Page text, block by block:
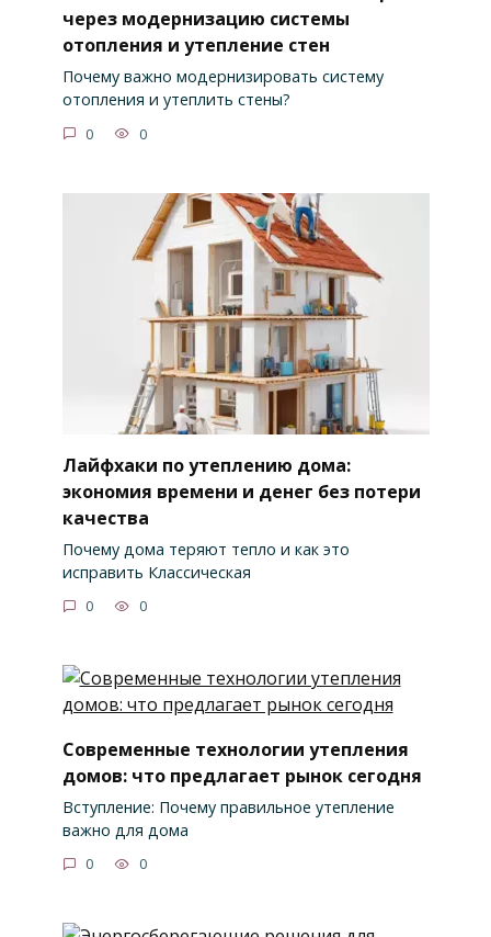
через модернизацию системы
отопления и утепление стен
Почему важно модернизировать систему
отопления и утеплить стены?
0 0
Лайфхаки по утеплению дома:
экономия времени и денег без потери
качества
Почему дома теряют тепло и как это
исправить Классическая
0 0
Современные технологии утепления
домов: что предлагает рынок сегодня
Вступление: Почему правильное утепление
важно для дома
0 0